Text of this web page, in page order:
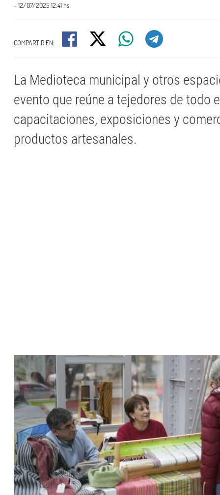
- 12/07/2025 12:41 hs
COMPARTIR EN:
La Medioteca municipal y otros
evento que reúne a tejedores de todo
capacitaciones, exposiciones y
productos artesanales.